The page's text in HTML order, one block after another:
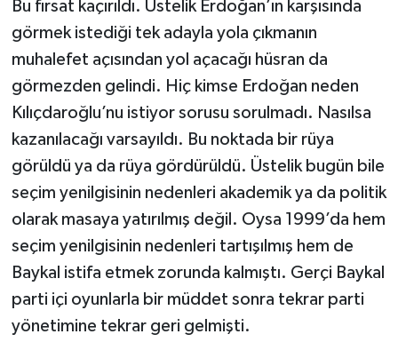
Bu fırsat kaçırıldı. Üstelik Erdoğan’ın karşısında
görmek istediği tek adayla yola çıkmanın
muhalefet açısından yol açacağı hüsran da
görmezden gelindi. Hiç kimse Erdoğan neden
Kılıçdaroğlu’nu istiyor sorusu sorulmadı. Nasılsa
kazanılacağı varsayıldı. Bu noktada bir rüya
görüldü ya da rüya gördürüldü. Üstelik bugün bile
seçim yenilgisinin nedenleri akademik ya da politik
olarak masaya yatırılmış değil. Oysa 1999’da hem
seçim yenilgisinin nedenleri tartışılmış hem de
Baykal istifa etmek zorunda kalmıştı. Gerçi Baykal
parti içi oyunlarla bir müddet sonra tekrar parti
yönetimine tekrar geri gelmişti.